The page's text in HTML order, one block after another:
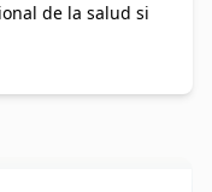
de la salud si